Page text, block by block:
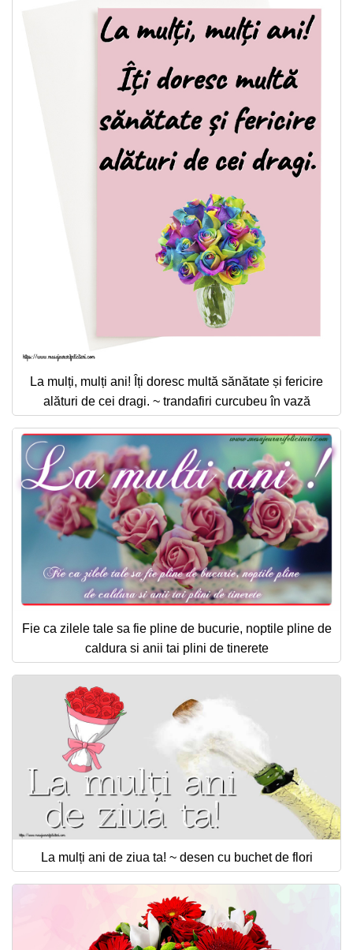
La mulți, mulți ani! Îți doresc multă sănătate și fericire
alături de cei dragi. ~ trandafiri curcubeu în vază
Fie ca zilele tale sa fie pline de bucurie, noptile pline de
caldura si anii tai plini de tinerete
La mulți ani de ziua ta! ~ desen cu buchet de flori